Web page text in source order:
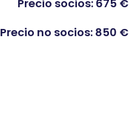
Precio socios: 675 €
Precio no socios: 850 €